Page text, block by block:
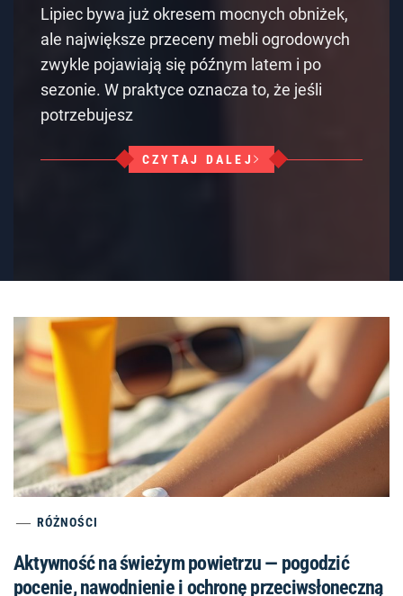
Lipiec bywa już okresem mocnych obniżek,
ale największe przeceny mebli ogrodowych
zwykle pojawiają się późnym latem i po
sezonie. W praktyce oznacza to, że jeśli
potrzebujesz
CZYTAJ DALEJ
RÓŻNOŚCI
Aktywność na świeżym powietrzu — pogodzić
pocenie, nawodnienie i ochronę przeciwsłoneczną